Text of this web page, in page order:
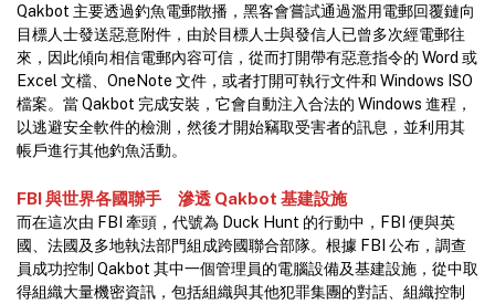
Qakbot 主要透過釣魚電郵散播，黑客會嘗試通過濫用電郵回覆鏈向
目標人士發送惡意附件，由於目標人士與發信人已曾多次經電郵往
來，因此傾向相信電郵內容可信，從而打開帶有惡意指令的 Word 或
Excel 文檔、OneNote 文件，或者打開可執行文件和 Windows ISO
檔案。當 Qakbot 完成安裝，它會自動注入合法的 Windows 進程，
以逃避安全軟件的檢測，然後才開始竊取受害者的訊息，並利用其
帳戶進行其他釣魚活動。
FBI 與世界各國聯手 滲透 Qakbot 基建設施
而在這次由 FBI 牽頭，代號為 Duck Hunt 的行動中，FBI 便與英
國、法國及多地執法部門組成跨國聯合部隊。根據 FBI 公布，調查
員成功控制 Qakbot 其中一個管理員的電腦設備及基建設施，從中取
得組織大量機密資訊，包括組織與其他犯罪集團的對話、組織控制